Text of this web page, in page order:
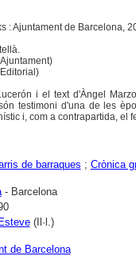
: Ajuntament de Barcelona,
i el text d'Àngel
testimoni d'una de les
i, com a contrapartida, el
de barraques ; Crònica
- Barcelona
(Il·l.)
de Barcelona